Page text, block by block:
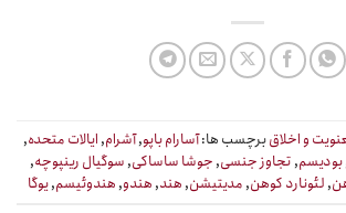
و اخلاقبرچسب ها:آسارام باپو,آشرام, ایالات متحده,
بودیسم, تجاوز جنسی, جوشا ساساکی, سوگیال رینپوچه,
, لئونارد کوهن, مدیتیشن, هند, هندو, هندوئیسم,یوگا